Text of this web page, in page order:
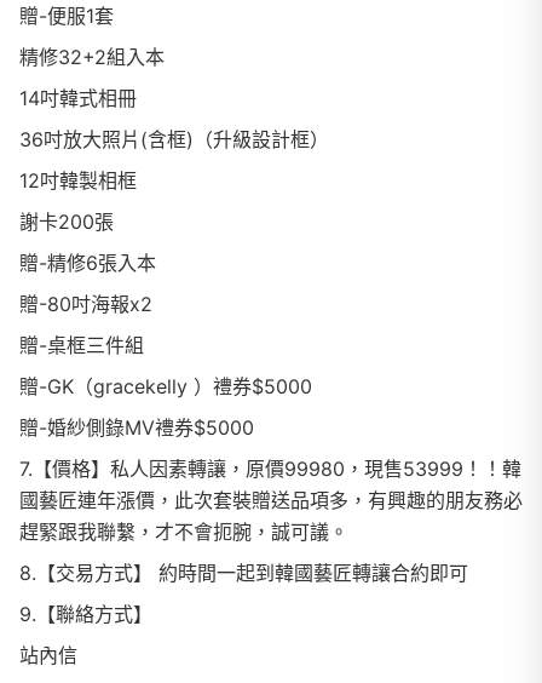
贈-便服1套
精修32+2組入本
14吋韓式相冊
36吋放大照片(含框)（升級設計框）
12吋韓製相框
謝卡200張
贈-精修6張入本
贈-80吋海報x2
贈-桌框三件組
贈-GK（gracekelly ）禮券$5000
贈-婚紗側錄MV禮券$5000
7.【價格】私人因素轉讓，原價99980，現售53999！！韓
國藝匠連年漲價，此次套裝贈送品項多，有興趣的朋友務必
趕緊跟我聯繫，才不會扼腕，誠可議。
8.【交易方式】 約時間一起到韓國藝匠轉讓合約即可
9.【聯絡方式】
站內信